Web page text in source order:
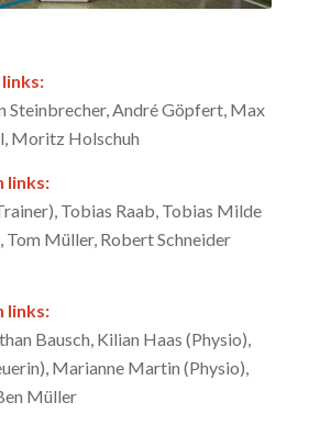
Steinbrecher, André Göpfert, Max
Moritz Holschuh
links:
Tobias Raab, Tobias Milde
Müller, Robert Schneider
links:
Bausch, Kilian Haas (Physio),
Marianne Martin (Physio),
Müller